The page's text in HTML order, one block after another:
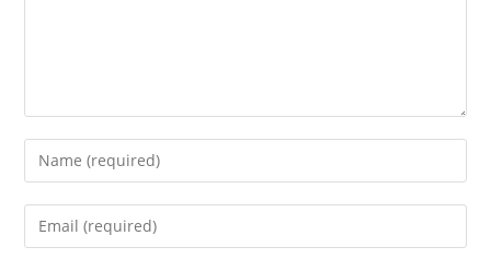
Enter
your
name
Enter
your